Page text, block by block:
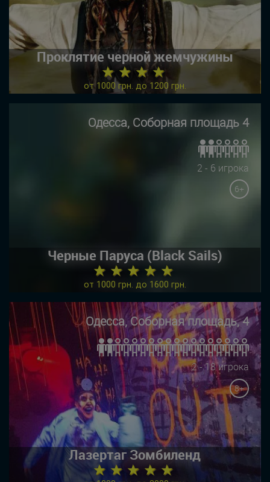
Проклятие черной жемчужины
★ ★ ★ ★
от 1000 грн. до 1200 грн.
Одесса, Соборная площадь 4
2 - 6 игрока
6+
Черные Паруса (Black Sails)
★ ★ ★ ★ ★
от 1000 грн. до 1600 грн.
Одесса, Соборная площадь, 4
2 - 18 игрока
8+
Лазертаг Зомбиленд
★ ★ ★ ★ ★